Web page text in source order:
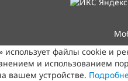
файлы cookie и
и использованием
вашем устройстве.